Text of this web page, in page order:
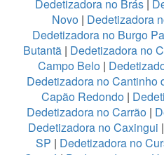
Dedetizadora no Brás |
Novo| Dedetizadora
Dedetizadora no Burgo
Butantã| Dedetizadora no
Campo Belo |
Dedetizadora no Cantinho
Capão Redondo|
Dedetizadora no Carrão|
Dedetizadora no Caxingui |
SP | Dedetizadora no